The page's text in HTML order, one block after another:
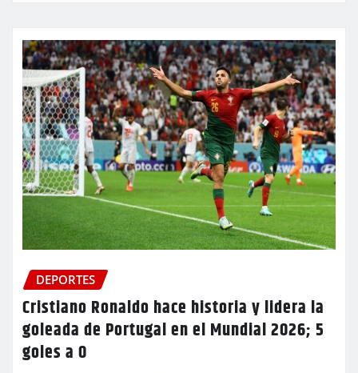
DEPORTES
Cristiano Ronaldo hace historia y lidera la
goleada de Portugal en el Mundial 2026; 5
goles a 0